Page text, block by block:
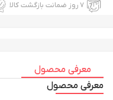
۷ روز ضمانت بازگشت کالا
معرفی محصول
معرفی محصول